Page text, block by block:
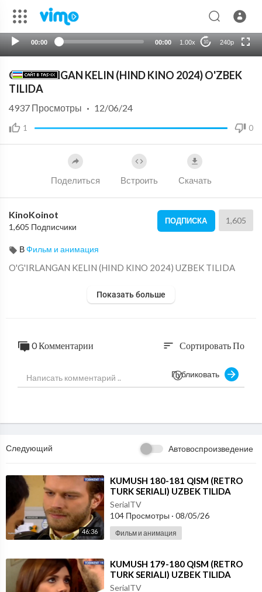
00:00 00:00 1.00x 10 240p
720p
O'G'IRLANGAN KELIN (HIND KINO 2024) O'ZBEK
TILIDA
1 0
4937 Просмотры · 12/06/24
Поделиться Встроить Скачать
KinoKoinot
1,605 Подписчики
ПОДПИСКА 1,605
ВФильм и анимация
⁣O'G'IRLANGAN KELIN (HIND KINO 2024) UZBEK TILIDA
Показать больше
0 Комментарии sort Сортировать По
Публиковать
Следующий Автовоспроизведение
46:36
⁣KUMUSH 180-181 QISM (RETRO
TURK SERIALI) UZBEK TILIDA
SerialTV
104 Просмотры · 08/05/26
Фильм и анимация
⁣KUMUSH 179-180 QISM (RETRO
TURK SERIALI) UZBEK TILIDA
SerialTV